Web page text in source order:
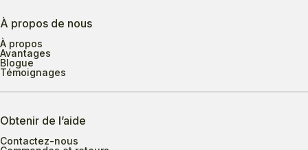
À propos de nous
À propos
Avantages
Blogue
Témoignages
Obtenir de l’aide
Contactez-nous